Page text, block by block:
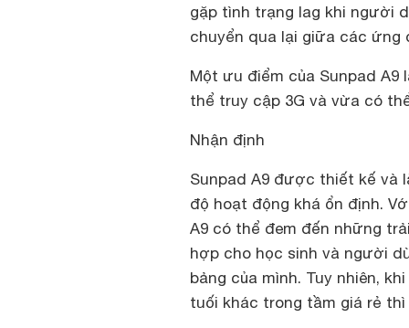
gặp tình trạng lag khi người
chuyển qua lại giữa các ứng
Một ưu điểm của Sunpad
thể truy cập 3G và vừa có
Nhận định
Sunpad A9 được thiết kế và
độ hoạt động khá ổn định.
A9 có thể đem đến những
hợp cho học sinh và người
bảng của mình. Tuy nhiên, khi
tuối khác trong tầm giá rẻ